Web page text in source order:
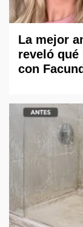
La mejor
reveló
con